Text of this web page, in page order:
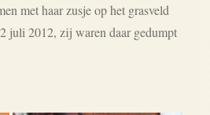
met haar zusje op het grasveld
juli 2012, zij waren daar gedumpt